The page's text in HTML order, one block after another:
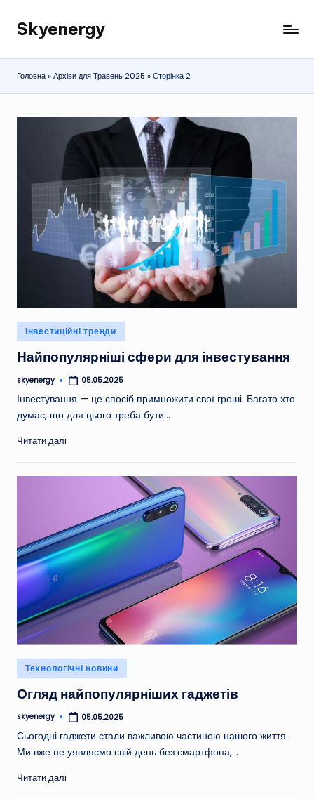
Перейти
вмісту
Skyenergy
Головна»Архіви для Травень 2025 »Сторінка 2
Опубліковано
у
Інвестиційні тренди
Найпопулярніші сфери для інвестування
Опубліковано
skyenergy 05.05.2025
Інвестування — це спосіб примножити свої гроші. Багато хто
думає, що для цього треба бути…
Читати далі
Опубліковано
у
Технологічні новини
Огляд найпопулярніших гаджетів
Опубліковано
skyenergy 05.05.2025
Сьогодні гаджети стали важливою частиною нашого життя.
Ми вже не уявляємо свій день без смартфона,…
Читати далі